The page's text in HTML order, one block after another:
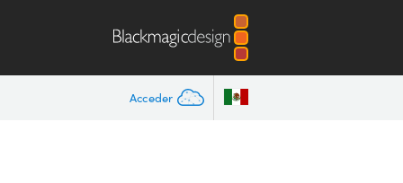
Acceder